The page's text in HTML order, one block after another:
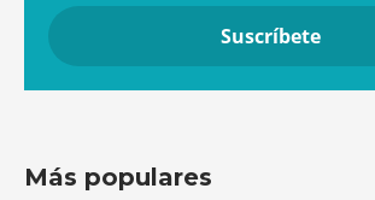
Más populares